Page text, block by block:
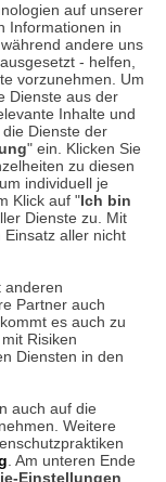
auf unserer
Informationen in
andere uns
- helfen,
vorzunehmen. Um
Dienste aus der
Inhalte und
Dienste der
" ein. Klicken Sie
zu diesen
individuell je
Klick auf "Ich bin
Dienste zu. Mit
aller nicht
anderen
Partner auch
es auch zu
Risiken
Diensten in den
auch auf die
Weitere
. Am unteren Ende
Einstellungen
18:00 Uhr
Impressum